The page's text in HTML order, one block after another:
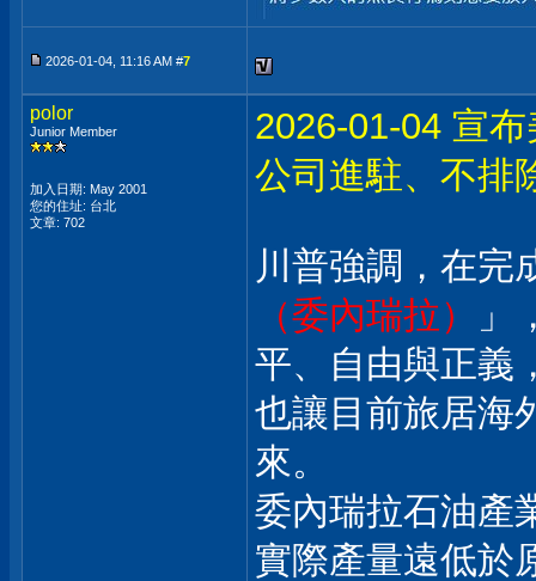
2026-01-04, 11:16 AM #7
polor
Junior Member
加入日期: May 2001
您的住址: 台北
文章: 702
2026-01-04 宣
公司進駐、不排
川普強調，在完
（委內瑞拉）
」
平、自由與正義
也讓目前旅居海
來。
委內瑞拉石油產
實際產量遠低於